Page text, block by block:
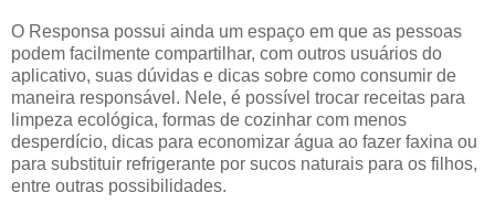
O Responsa possui ainda um espaço em que as pessoas
podem facilmente compartilhar, com outros usuários do
aplicativo, suas dúvidas e dicas sobre como consumir de
maneira responsável. Nele, é possível trocar receitas para
limpeza ecológica, formas de cozinhar com menos
desperdício, dicas para economizar água ao fazer faxina ou
para substituir refrigerante por sucos naturais para os filhos,
entre outras possibilidades.